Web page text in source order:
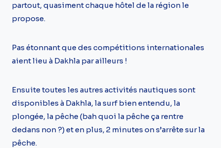
partout, quasiment chaque hôtel de la région le
propose.
Pas étonnant que des compétitions internationales
aient lieu à Dakhla par ailleurs !
Ensuite toutes les autres activités nautiques sont
disponibles à Dakhla, la surf bien entendu, la
plongée, la pêche (bah quoi la pêche ça rentre
dedans non ?) et en plus, 2 minutes on s’arrête sur la
pêche.